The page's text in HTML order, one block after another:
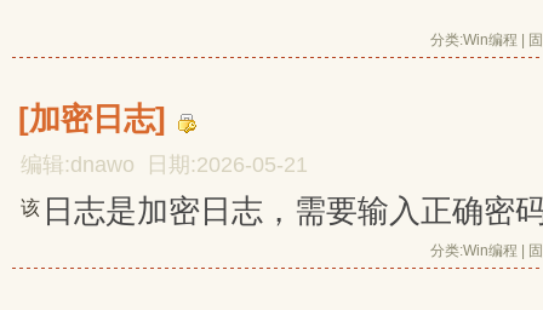
分类:Win编程
[加密日志]
编辑:dnawo 日期:2026-05-21
该 日志是加密日志，需要输入正确密
分类:Win编程